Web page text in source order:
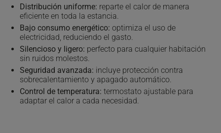
Distribución uniforme: reparte el calor de manera
eficiente en toda la estancia.
Bajo consumo energético: optimiza el uso de
electricidad, reduciendo el gasto.
Silencioso y ligero: perfecto para cualquier habitación
sin ruidos molestos.
Seguridad avanzada: incluye protección contra
sobrecalentamiento y apagado automático.
Control de temperatura: termostato ajustable para
adaptar el calor a cada necesidad.